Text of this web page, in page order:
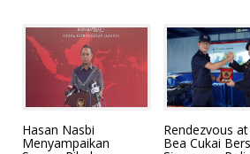
Hasan Nasbi
Menyampaikan
Rendezvous at
Bea Cukai